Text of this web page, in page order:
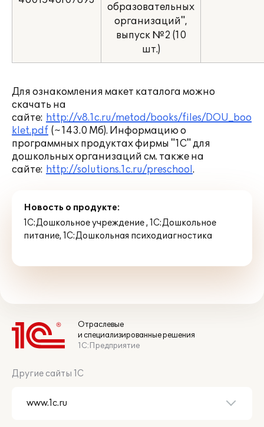
образовательных
организаций",
выпуск №2 (10
шт.)
Для ознакомления макет каталога можно
скачать на
сайте: http://v8.1c.ru/metod/books/files/DOU_boo
klet.pdf (~143.0 Mб). Информацию о
программных продуктах фирмы "1С" для
дошкольных организаций см. также на
сайте: http://solutions.1c.ru/preschool.
Новость о продукте:
1С:Дошкольное учреждение,1С:Дошкольное
питание,1С:Дошкольная психодиагностика
Отраслевые
и специализированные решения
1С:Предприятие
Другие сайты 1С